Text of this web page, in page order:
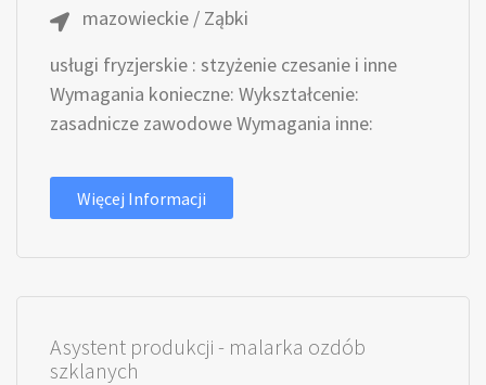
mazowieckie / Ząbki
usługi fryzjerskie : stzyżenie czesanie i inne
Wymagania konieczne: Wykształcenie:
zasadnicze zawodowe Wymagania inne:
Więcej Informacji
Asystent produkcji - malarka ozdób
szklanych